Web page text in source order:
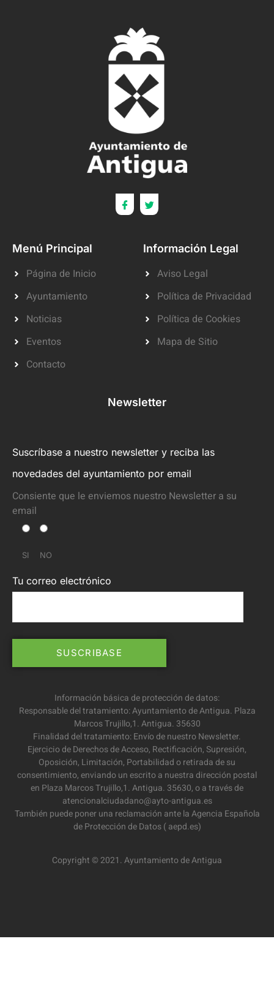
Menú Principal
Página de Inicio
Ayuntamiento
Noticias
Eventos
Contacto
Información Legal
Aviso Legal
Política de Privacidad
Política de Cookies
Mapa de Sitio
Newsletter
Suscríbase a nuestro newsletter y reciba las
novedades del ayuntamiento por email
Consiente que le enviemos nuestro Newsletter a su
email
SI NO
Tu correo electrónico
Información básica de protección de datos:
Responsable del tratamiento: Ayuntamiento de Antigua. Plaza
Marcos Trujillo,1. Antigua. 35630
Finalidad del tratamiento: Envío de nuestro Newsletter.
Ejercicio de Derechos de Acceso, Rectificación, Supresión,
Oposición, Limitación, Portabilidad o retirada de su
consentimiento, enviando un escrito a nuestra dirección postal
en Plaza Marcos Trujillo,1. Antigua. 35630, o a través de
atencionalciudadano@ayto-antigua.es
También puede poner una reclamación ante la Agencia Española
de Protección de Datos ( aepd.es)
Copyright © 2021. Ayuntamiento de Antigua